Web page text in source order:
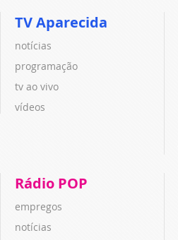
TV Aparecida
notícias
programação
tv ao vivo
vídeos
Rádio POP
empregos
notícias